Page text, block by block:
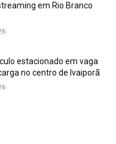
em Rio Branco
estacionado em vaga
no centro de Ivaiporã